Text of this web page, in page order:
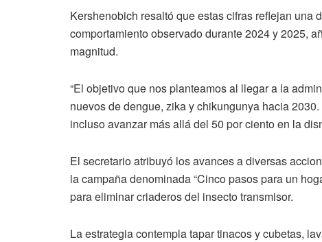
Kershenobich resaltó que estas cifras reflejan una
comportamiento observado durante 2024 y 2025,
magnitud.
“El objetivo que nos planteamos al llegar a la
nuevos de dengue, zika y chikungunya hacia
incluso avanzar más allá del 50 por ciento en la
El secretario atribuyó los avances a diversas
la campaña denominada “Cinco pasos para un
para eliminar criaderos del insecto transmisor.
La estrategia contempla tapar tinacos y cubetas,